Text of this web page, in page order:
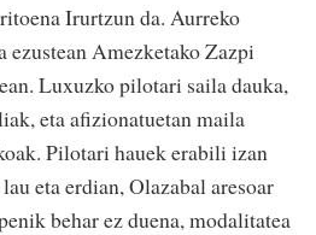
Irurtzun da. Aurreko
ezustean Amezketako Zazpi
Luxuzko pilotari saila dauka,
eta afizionatuetan maila
Pilotari hauek erabili izan
eta erdian, Olazabal aresoar
behar ez duena, modalitatea